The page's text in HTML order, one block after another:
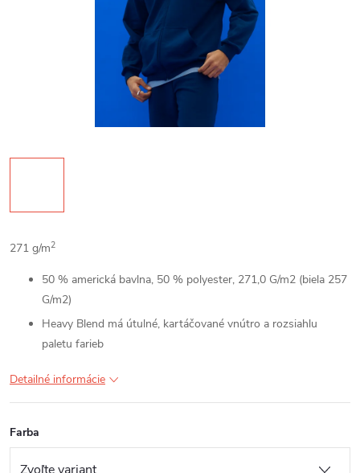
271 g/m2
50 % americká bavlna, 50 % polyester, 271,0 G/m2 (biela 257
G/m2)
Heavy Blend má útulné, kartáčované vnútro a rozsiahlu
paletu farieb
Detailné informácie
Farba